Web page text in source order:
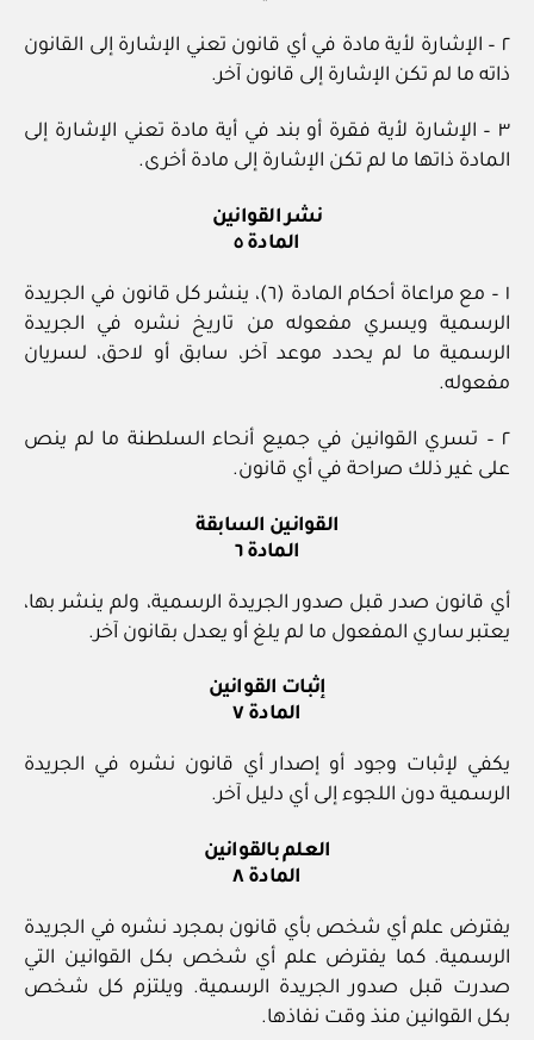
٢ – الإشارة لأية مادة في أي قانون تعني الإشارة إلى القانون
ذاته ما لم تكن الإشارة إلى قانون آخر.
٣ – الإشارة لأية فقرة أو بند في أية مادة تعني الإشارة إلى
المادة ذاتها ما لم تكن الإشارة إلى مادة أخرى.
نشر القوانين
المادة ٥
١ – مع مراعاة أحكام المادة (٦)، ينشر كل قانون في الجريدة
الرسمية ويسري مفعوله من تاريخ نشره في الجريدة
الرسمية ما لم يحدد موعد آخر، سابق أو لاحق، لسريان
مفعوله.
٢ – تسري القوانين في جميع أنحاء السلطنة ما لم ينص
على غير ذلك صراحة في أي قانون.
القوانين السابقة
المادة ٦
أي قانون صدر قبل صدور الجريدة الرسمية، ولم ينشر بها،
يعتبر ساري المفعول ما لم يلغ أو يعدل بقانون آخر.
إثبات القوانين
المادة ٧
يكفي لإثبات وجود أو إصدار أي قانون نشره في الجريدة
الرسمية دون اللجوء إلى أي دليل آخر.
العلم بالقوانين
المادة ٨
يفترض علم أي شخص بأي قانون بمجرد نشره في الجريدة
الرسمية. كما يفترض علم أي شخص بكل القوانين التي
صدرت قبل صدور الجريدة الرسمية. ويلتزم كل شخص
بكل القوانين منذ وقت نفاذها.